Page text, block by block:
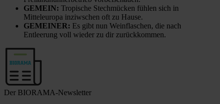
GEMEIN: Tropische Stechmücken fühlen sich in
Mitteleuropa inziwschen oft zu Hause.
GEMEINER: Es gibt nun Weinflaschen, die nach
Entleerung voll wieder zu dir zurückkommen.
Der BIORAMA-Newsletter